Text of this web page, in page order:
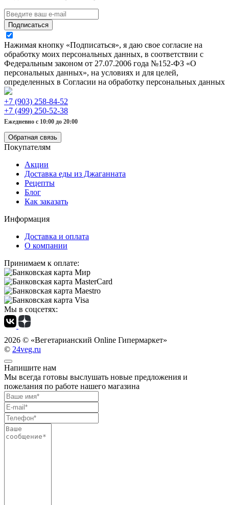
Подписаться
Нажимая кнопку «Подписаться», я даю свое согласие на
обработку моих персональных данных, в соответствии с
Федеральным законом от 27.07.2006 года №152-ФЗ «О
персональных данных», на условиях и для целей,
определенных в Согласии на обработку персональных данных
+7 (903) 258-84-52
+7 (499) 250-52-38
Ежедневно с 10:00 до 20:00
Обратная связь
Покупателям
Акции
Доставка еды из Джаганната
Рецепты
Блог
Как заказать
Информация
Доставка и оплата
О компании
Принимаем к оплате:
Мы в соцсетях:
2026 © «Вегетарианский Online Гипермаркет»
© 24veg.ru
Напишите нам
Мы всегда готовы выслушать новые предложения и
пожелания по работе нашего магазина